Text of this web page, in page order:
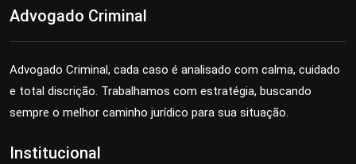
Advogado Criminal
Advogado Criminal, cada caso é analisado com calma, cuidado
e total discrição. Trabalhamos com estratégia, buscando
sempre o melhor caminho jurídico para sua situação.
Institucional